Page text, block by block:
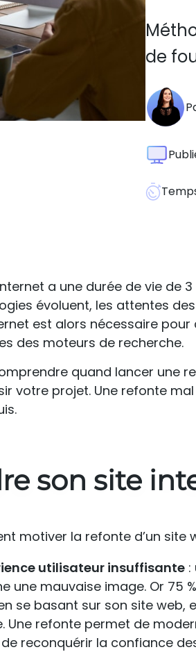
de
a une durée de vie de
évoluent, les attentes
est alors nécessaire
des moteurs de recherche.
quand lancer une
votre projet. Une refonte
son site
motiver la refonte d’un site
utilisateur insuffisante :
une mauvaise image. Or 75
se basant sur son site web,
Une refonte permet de
reconquérir la confiance